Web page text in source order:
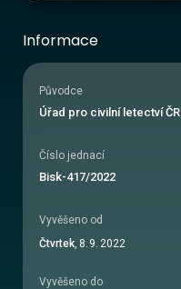
Informace
Původce
Úřad pro civilní letectví ČR
Číslo jednací
Bisk-417/2022
Vyvěšeno od
Čtvrtek, 8. 9. 2022
Vyvěšeno do